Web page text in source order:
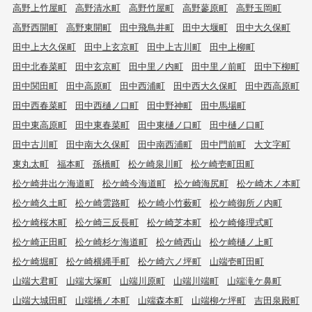
高野上竹屋町
高野清水町 高野竹屋町 高野蓼原町
高野玉岡町
高野西開町
高野東開町 田中飛鳥井町 田中大堰町
田中大久保町
田中上大久保町
田中上玄京町 田中上古川町
田中上柳町
田中北春菜町
田中玄京町 田中里ノ内町 田中里ノ前町
田中下柳町
田中関田町
田中高原町 田中西浦町 田中西大久保町
田中西高原町
田中西春菜町
田中西樋ノ口町 田中野神町
田中馬場町
田中東高原町
田中東春菜町 田中東樋ノ口町
田中樋ノ口町
田中古川町
田中南大久保町 田中南西浦町 田中門前町
大文字町
東丸太町
福本町 孫橋町 松ケ崎泉川町
松ケ崎壱町田町
松ケ崎井出ケ海道町
松ケ崎今海道町 松ケ崎海尻町
松ケ崎木ノ本町
松ケ崎久土町
松ケ崎雲路町 松ケ崎小竹薮町
松ケ崎御所ノ内町
松ケ崎桜木町
松ケ崎三反長町 松ケ崎芝本町
松ケ崎修理式町
松ケ崎正田町
松ケ崎杉ケ海道町 松ケ崎西山
松ケ崎樋ノ上町
松ケ崎堀町
松ケ崎横縄手町 松ケ崎六ノ坪町
山端壱町田町
山端大君町
山端大塚町 山端川原町 山端川端町
山端滝ケ鼻町
山端大城田町
山端橋ノ本町 山端森本町 山端柳ケ坪町
吉田泉殿町